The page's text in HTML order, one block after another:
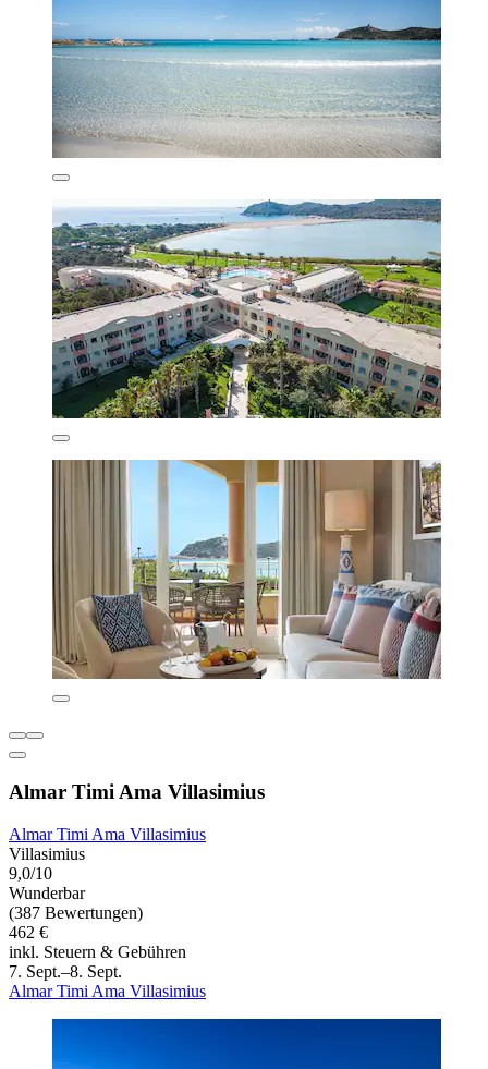
Almar Timi Ama Villasimius
Almar Timi Ama Villasimius
Villasimius
9,0/10
Wunderbar
(387 Bewertungen)
462 €
inkl. Steuern & Gebühren
7. Sept.–8. Sept.
Almar Timi Ama Villasimius